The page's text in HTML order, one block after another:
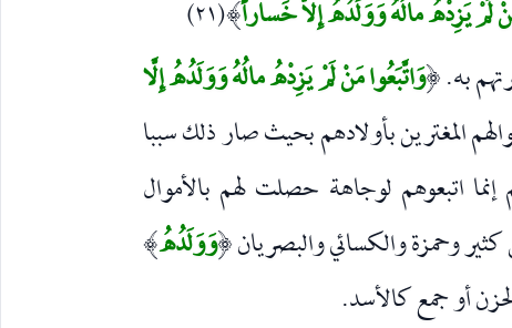
يَزِدْهُ مالُهُ وَوَلَدُهُ إِلاَّ خَساراً)(٢١)
به. (وَاتَّبَعُوا مَنْ لَمْ يَزِدْهُ مالُهُ وَوَلَدُهُ إِلَّا
المغترين بأولادهم بحيث صار ذلك سببا
اتبعوهم لوجاهة حصلت لهم بالأموال
وحمزة والكسائي والبصريان (وَوَلَدُهُ)
أو جمع كالأسد.